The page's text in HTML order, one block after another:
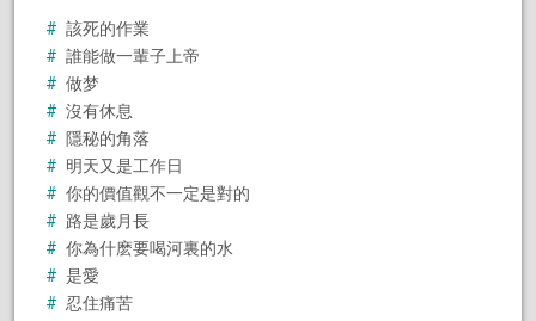
該死的作業
誰能做一輩子上帝
做梦
沒有休息
隱秘的角落
明天又是工作日
你的價值觀不一定是對的
路是歲月長
你為什麽要喝河裏的水
是愛
忍住痛苦